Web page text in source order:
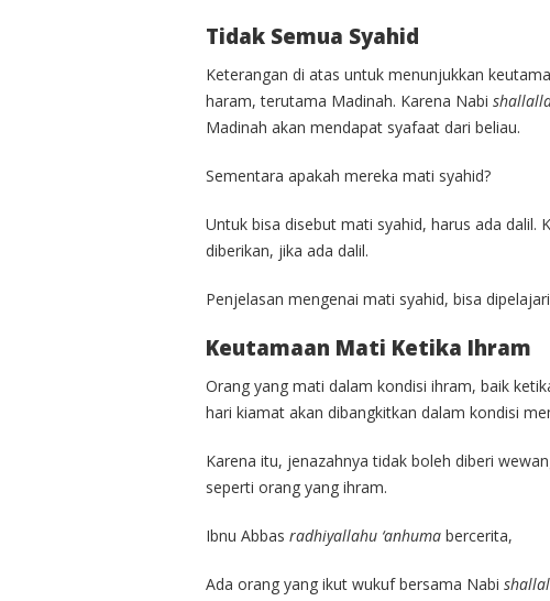
Tidak Semua Syahid
Keterangan di atas untuk menunjukkan
haram, terutama Madinah. Karena Nabi
Madinah akan mendapat syafaat dari beliau.
Sementara apakah mereka mati syahid?
Untuk bisa disebut mati syahid, harus ada dalil.
diberikan, jika ada dalil.
Penjelasan mengenai mati syahid, bisa
Keutamaan Mati Ketika Ihram
Orang yang mati dalam kondisi ihram, baik
hari kiamat akan dibangkitkan dalam kondisi
Karena itu, jenazahnya tidak boleh diberi
seperti orang yang ihram.
Ibnu Abbas radhiyallahu ‘anhuma bercerita,
Ada orang yang ikut wukuf bersama Nabi